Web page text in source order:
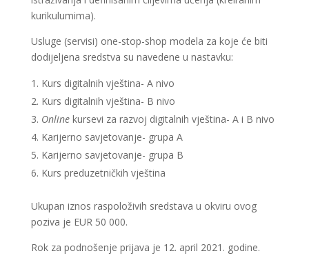
kurikulumima).
Usluge (servisi) one-stop-shop modela za koje će biti
dodijeljena sredstva su navedene u nastavku:
Kurs digitalnih vještina- A nivo
Kurs digitalnih vještina- B nivo
Onlinekursevi za razvoj digitalnih vještina- A i B nivo
Karijerno savjetovanje- grupa A
Karijerno savjetovanje- grupa B
Kurs preduzetničkih vještina
Ukupan iznos raspoloživih sredstava u okviru ovog
poziva je EUR 50 000.
Rok za podnošenje prijava je 12. april 2021. godine.